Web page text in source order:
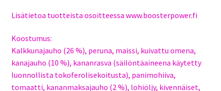
Lisätietoa tuotteista osoitteessa www.boosterpower.fi
Koostumus:
Kalkkunajauho (26 %), peruna, maissi, kuivattu omena,
kanajauho (10 %), kananrasva (säilöntäaineena käytetty
luonnollista tokoferolisekoitusta), panimohiiva,
tomaatti, kananmaksajauho (2 %), lohiöljy, kivennäiset,